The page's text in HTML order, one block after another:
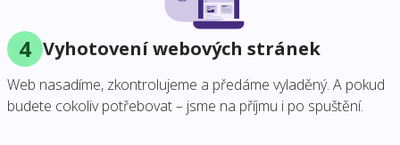
4 Vyhotovení webových stránek
Web nasadíme, zkontrolujeme a předáme vyladěný. A pokud
budete cokoliv potřebovat – jsme na příjmu i po spuštění.